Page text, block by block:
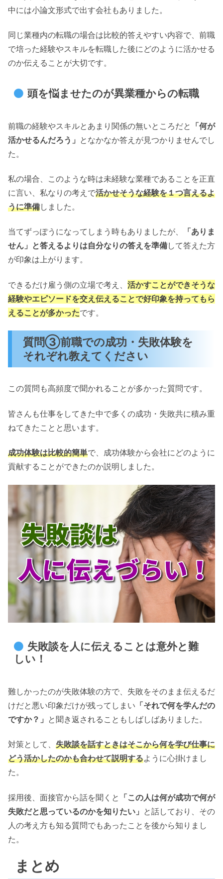
中には小論文形式で出す会社もありました。
同じ業種内の転職の場合は比較的答えやすい内容で、前職
で培った経験やスキルを転職した後にどのように活かせる
のか伝えることが大切です。
頭を悩ませたのが異業種からの転職
前職の経験やスキルとあまり関係の無いところだと 「何が
活かせるんだろう」 となかなか答えが見つかりませんでし
た。
私の場合、このような時は未経験な業種であることを正直
に言い、私なりの考えで活かせそうな経験を１つ言えるよ
うに準備しました。
当てずっぽうになってしまう時もありましたが、
「ありま
せん」と答えるよりは自分なりの答えを準備して答えた方
が印象は上がります。
できるだけ雇う側の立場で考え、 活かすことができそうな
経験やエピソードを交え伝えることで好印象を持ってもら
えることが多かったです。
質問③前職での成功・失敗体験を
それぞれ教えてください
この質問も高頻度で聞かれることが多かった質問です。
皆さんも仕事をしてきた中で多くの成功・失敗共に積み重
ねてきたことと思います。
成功体験は比較的簡単で、成功体験から会社にどのように
貢献することができたのか説明しました。
失敗談を人に伝えることは意外と難
しい！
難しかったのが失敗体験の方で、失敗をそのまま伝えるだ
けだと悪い印象だけが残ってしまい 「それで何を学んだの
ですか？」 と聞き返されることもしばしばありました。
対策として、 失敗談を話すときはそこから何を学び仕事に
どう活かしたのかも合わせて説明するように心掛けまし
た。
採用後、面接官から話を聞くと 「この人は何が成功で何が
失敗だと思っているのかを知りたい」 と話しており、その
人の考え方も知る質問でもあったことを後から知りまし
た。
まとめ